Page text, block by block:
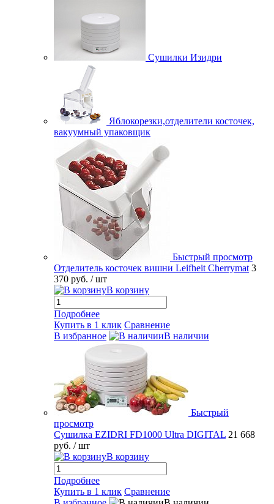
Сушилки Изидри
Яблокорезки,отделители косточек,
вакуумный упаковщик
Быстрый просмотр
Отделитель косточек вишни Leifheit Cherrymat 3
370 руб. / шт
В корзину
Подробнее
Купить в 1 клик Сравнение
В избранное
В наличии
Быстрый
просмотр
Сушилка EZIDRI FD1000 Ultra DIGITAL 21 668
руб. / шт
В корзину
Подробнее
Купить в 1 клик Сравнение